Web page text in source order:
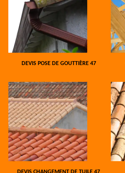
DEVIS POSE DE GOUTTIÈRE 47